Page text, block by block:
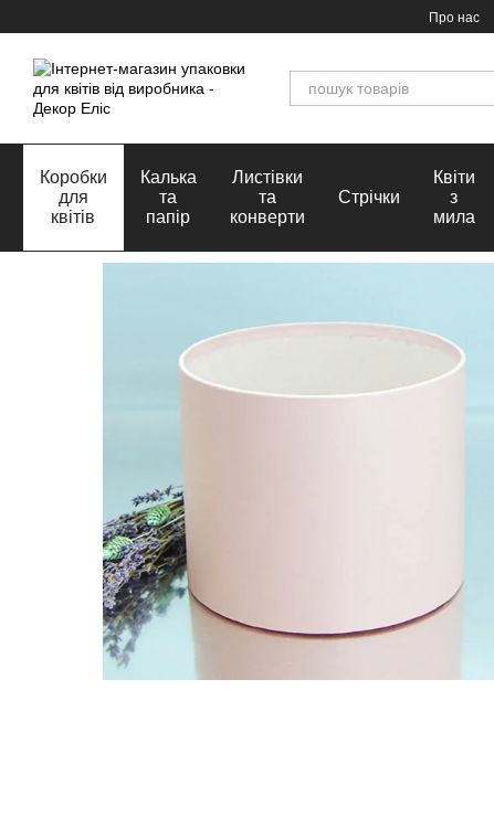
Про нас
Коробки
для
квітів
Калька
та
папір
Листівки
та
конверти
Стрічки
Квіти
з
мила